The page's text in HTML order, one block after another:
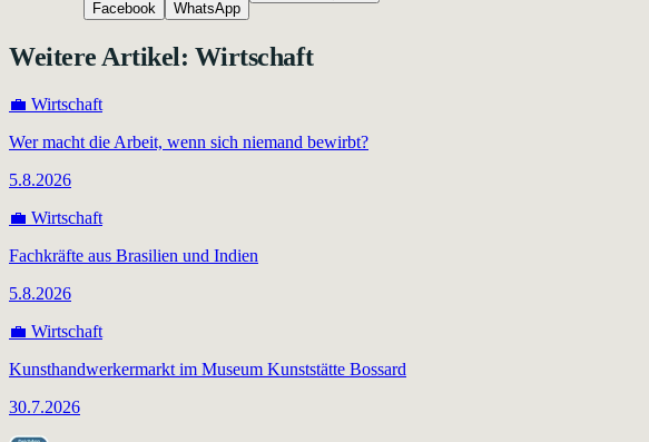
Facebook WhatsApp
Weitere Artikel: Wirtschaft
💼 Wirtschaft
Wer macht die Arbeit, wenn sich niemand bewirbt?
5.8.2026
💼 Wirtschaft
Fachkräfte aus Brasilien und Indien
5.8.2026
💼 Wirtschaft
Kunsthandwerkermarkt im Museum Kunststätte Bossard
30.7.2026